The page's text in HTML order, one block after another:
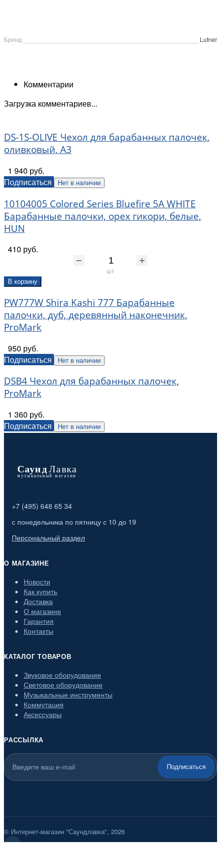
Бренд Lutner
Комментарии
Загрузка комментариев...
DS-1S-OLIVE Чехол для барабанных палочек,
оливковый, А3
1 940 руб.
Подписаться
Нет в наличии
10104005 Colored Series Bluefire 5A WHITE
Барабанные палочки, орех гикори, белые,
HUN
410 руб.
шт
В корзину
PW777W Shira Kashi 777 Барабанные
палочки, дуб, деревянный наконечник,
ProMark
950 руб.
Подписаться
Нет в наличии
DSB4 Чехол для барабанных палочек,
ProMark
1 360 руб.
Подписаться
Нет в наличии
+7 (495) 648 65 34
с понедельника по пятницу с 10 до 19
Персональный раздел
О МАГАЗИНЕ
Новости
Как купить
Доставка
О магазине
Гарантия
Контакты
КАТАЛОГ ТОВАРОВ
Звуковое оборудование
Световое оборудование
Музыкальные инструменты
Коммутация
Аксессуары
РАССЫЛКА
Подписаться
© Интернет-магазин "Саундлавка", 2026